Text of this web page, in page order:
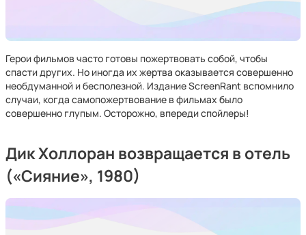
Герои фильмов часто готовы пожертвовать собой, чтобы
спасти других. Но иногда их жертва оказывается совершенно
необдуманной и бесполезной. Издание ScreenRant вспомнило
случаи, когда самопожертвование в фильмах было
совершенно глупым. Осторожно, впереди спойлеры!
Дик Холлоран возвращается в отель
(«Сияние», 1980)